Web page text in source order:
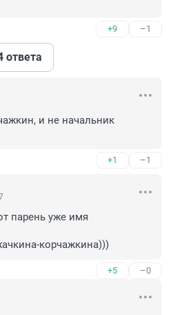
+9 –1
ответа
и не начальник
+1 –1
парень уже имя
корчажкина)))
+5 –0